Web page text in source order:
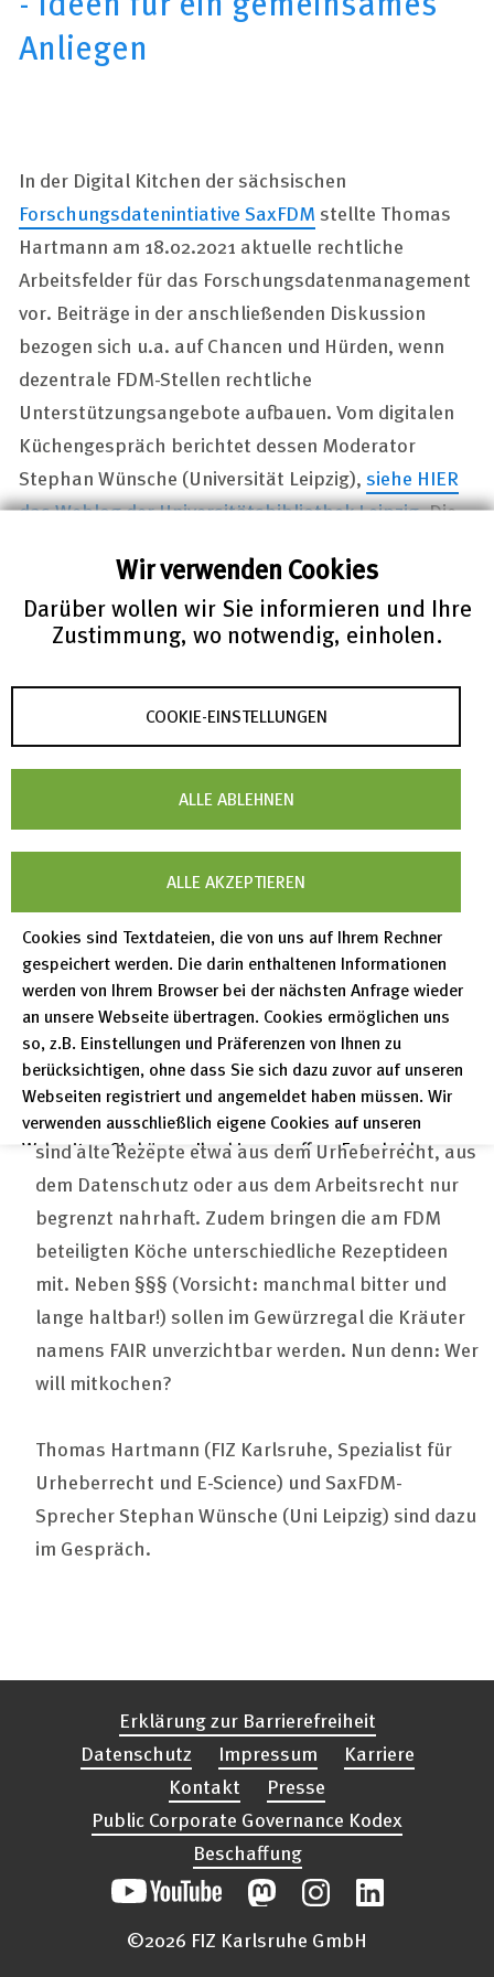
Wir verwenden Cookies
Darüber wollen wir Sie informieren und Ihre
Zustimmung, wo notwendig, einholen.
COOKIE-EINSTELLUNGEN
ALLE ABLEHNEN
ALLE AKZEPTIEREN
Cookies sind Textdateien, die von uns auf Ihrem Rechner
gespeichert werden. Die darin enthaltenen Informationen
werden von Ihrem Browser bei der nächsten Anfrage wieder
an unsere Webseite übertragen. Cookies ermöglichen uns
so, z.B. Einstellungen und Präferenzen von Ihnen zu
berücksichtigen, ohne dass Sie sich dazu zuvor auf unseren
Webseiten registriert und angemeldet haben müssen. Wir
verwenden ausschließlich eigene Cookies auf unseren
Webseiten. Sie können Ihre hier getroffene Entscheidung
unter "Einstellungen" jederzeit ändern und somit auch eine
erteilte Einwilligung für die Zukunft widerrufen.
Datenschutzerklärung
Impressum
Anliegen
In der Digital Kitchen der sächsischen
Forschungsdatenintiative SaxFDM stellte Thomas
Hartmann am 18.02.2021 aktuelle rechtliche
Arbeitsfelder für das Forschungsdatenmanagement
vor. Beiträge in der anschließenden Diskussion
bezogen sich u.a. auf Chancen und Hürden, wenn
dezentrale FDM-Stellen rechtliche
Unterstützungsangebote aufbauen. Vom digitalen
Küchengespräch berichtet dessen Moderator
Stephan Wünsche (Universität Leipzig),siehe HIER
das Weblog der Universitätsbibliothek Leipzig. Die
Zenodo HIERabrufbar.
Foto der Digital Kitchen, © SaxFDM
Veranstaltungsbeschreibung: Das Rezeptbuch für
die rechtliche Handhabung von Forschungsdaten
muss erst noch geschrieben werden! Worauf
sollten wir dabei achten? Für ein leckeres Mahl
sind alte Rezepte etwa aus dem Urheberrecht, aus
dem Datenschutz oder aus dem Arbeitsrecht nur
begrenzt nahrhaft. Zudem bringen die am FDM
beteiligten Köche unterschiedliche Rezeptideen
mit. Neben §§§ (Vorsicht: manchmal bitter und
lange haltbar!) sollen im Gewürzregal die Kräuter
namens FAIR unverzichtbar werden. Nun denn: Wer
will mitkochen?
Thomas Hartmann (FIZ Karlsruhe, Spezialist für
Urheberrecht und E-Science) und SaxFDM-
Sprecher Stephan Wünsche (Uni Leipzig) sind dazu
im Gespräch.
Erklärung zur Barrierefreiheit
Datenschutz
Impressum
Karriere
Kontakt
Presse
Public Corporate Governance Kodex
Beschaffung
©2026 FIZ Karlsruhe GmbH